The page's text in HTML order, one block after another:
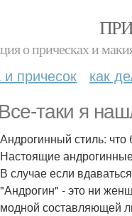
о прическах и
причесок как
Все-таки я
Андрогинный стиль:
Настоящие
В случае если
"Андрогин" - это ни
модной составляющей